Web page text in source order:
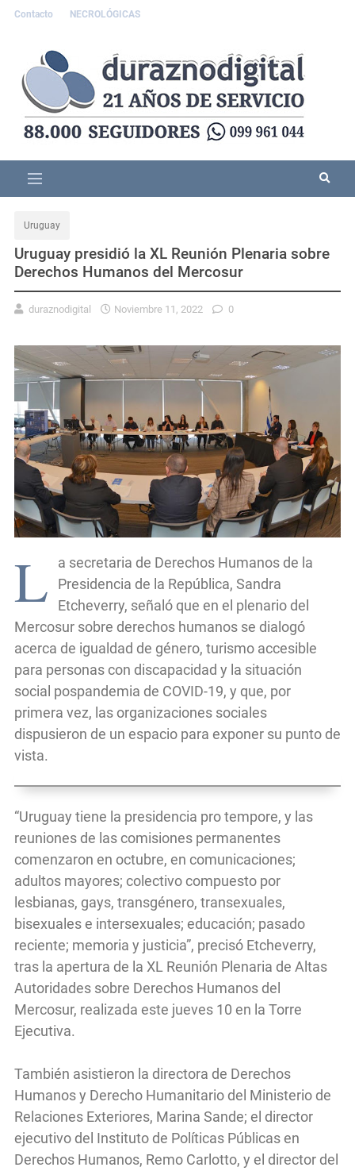
Contacto NECROLÓGICAS
Uruguay
Uruguay presidió la XL Reunión Plenaria sobre
Derechos Humanos del Mercosur
duraznodigital Noviembre 11, 2022 0
L
a secretaria de Derechos Humanos de la
Presidencia de la República, Sandra
Etcheverry, señaló que en el plenario del
Mercosur sobre derechos humanos se dialogó
acerca de igualdad de género, turismo accesible
para personas con discapacidad y la situación
social pospandemia de COVID-19, y que, por
primera vez, las organizaciones sociales
dispusieron de un espacio para exponer su punto de
vista.
“Uruguay tiene la presidencia pro tempore, y las
reuniones de las comisiones permanentes
comenzaron en octubre, en comunicaciones;
adultos mayores; colectivo compuesto por
lesbianas, gays, transgénero, transexuales,
bisexuales e intersexuales; educación; pasado
reciente; memoria y justicia”, precisó Etcheverry,
tras la apertura de la XL Reunión Plenaria de Altas
Autoridades sobre Derechos Humanos del
Mercosur, realizada este jueves 10 en la Torre
Ejecutiva.
También asistieron la directora de Derechos
Humanos y Derecho Humanitario del Ministerio de
Relaciones Exteriores, Marina Sande; el director
ejecutivo del Instituto de Políticas Públicas en
Derechos Humanos, Remo Carlotto, y el director del